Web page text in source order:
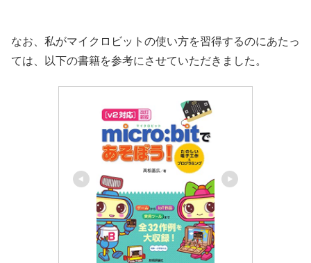
なお、私がマイクロビットの使い方を習得するのにあたっ
ては、以下の書籍を参考にさせていただきました。